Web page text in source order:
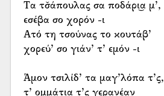
Τα τσ̌άπουλας σα ποδάρι͜α μ’,
εσέβα σο χορόν -ι
Ατό τη τσούνας το κουτάβ’
χορεύ’ σο γιάν’ τ’ εμόν -ι
Άμον τσιλίδ’ τα μαγ’λόπα τ’ς,
τ’ ομμάτι͜α τ’ς γερανέαν